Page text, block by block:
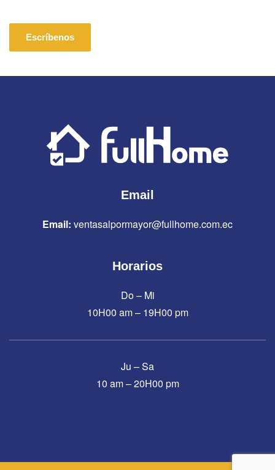
Escríbenos
Email
Email: ventasalpormayor@fullhome.com.ec
Horarios
Do – Mi
10H00 am – 19H00 pm
Ju – Sa
10 am – 20H00 pm